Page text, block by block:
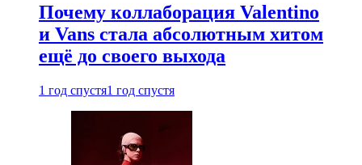
Почему коллаборация Valentino
и Vans стала абсолютным хитом
ещё до своего выхода
1 год спустя1 год спустя